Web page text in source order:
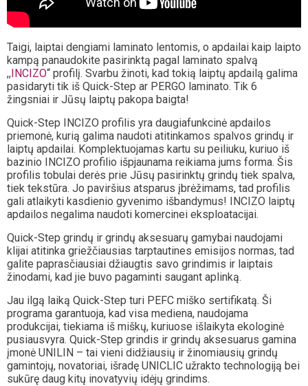
Taigi, laiptai dengiami laminato lentomis, o apdailai kaip laipto
kampą panaudokite pasirinktą pagal laminato spalvą
,,INCIZO“ profilį. Svarbu žinoti, kad tokią laiptų apdailą galima
pasidaryti tik iš Quick-Step ar PERGO laminato. Tik 6
žingsniai ir Jūsų laiptų pakopa baigta!
Quick-Step INCIZO profilis yra daugiafunkcinė apdailos
priemonė, kurią galima naudoti atitinkamos spalvos grindų ir
laiptų apdailai. Komplektuojamas kartu su peiliuku, kuriuo iš
bazinio INCIZO profilio išpjaunama reikiama jums forma. Šis
profilis tobulai derės prie Jūsų pasirinktų grindų tiek spalva,
tiek tekstūra. Jo paviršius atsparus įbrėžimams, tad profilis
gali atlaikyti kasdienio gyvenimo išbandymus! INCIZO laiptų
apdailos negalima naudoti komercinei eksploatacijai.
Quick-Step grindų ir grindų aksesuarų gamybai naudojami
klijai atitinka griežčiausias tarptautines emisijos normas, tad
galite paprasčiausiai džiaugtis savo grindimis ir laiptais
žinodami, kad jie buvo pagaminti saugant aplinką.
Jau ilgą laiką Quick-Step turi PEFC miško sertifikatą. Ši
programa garantuoja, kad visa mediena, naudojama
produkcijai, tiekiama iš miškų, kuriuose išlaikyta ekologinė
pusiausvyra. Quick-Step grindis ir grindų aksesuarus gamina
įmonė UNILIN – tai vieni didžiausių ir žinomiausių grindų
gamintojų, novatoriai, išradę UNICLIC užrakto technologiją bei
sukūrę daug kitų inovatyvių idėjų grindims.